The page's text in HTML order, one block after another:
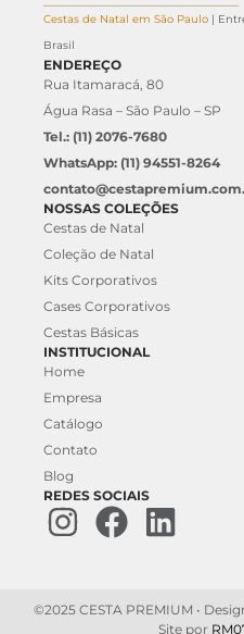
Cestas de Natal em São Paulo |
Brasil
ENDEREÇO
Rua Itamaracá, 80
Água Rasa – São Paulo – SP
Tel.: (11) 2076-7680
WhatsApp: (11) 94551-8264
NOSSAS COLEÇÕES
Cestas de Natal
Coleção de Natal
Kits Corporativos
Cases Corporativos
Cestas Básicas
INSTITUCIONAL
Home
Empresa
Catálogo
Contato
Blog
REDES SOCIAIS
©2025 CESTA PREMIUM •
Site por